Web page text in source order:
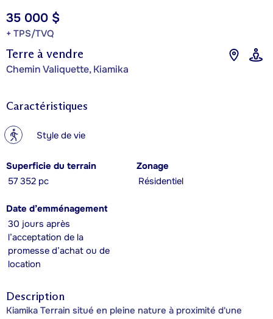
Terre à vendre
Chemin Valiquette, Kiamika
35 000 $
+ TPS/TVQ
Caractéristiques
? Style de vie
Superficie du terrain
57 352 pc
Zonage
Résidentiel
Date d’emménagement
30 jours après
l’acceptation de la
promesse d’achat ou de
location
Description
Kiamika Terrain situé en pleine nature à proximité d'une